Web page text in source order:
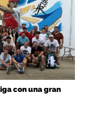
con una gran